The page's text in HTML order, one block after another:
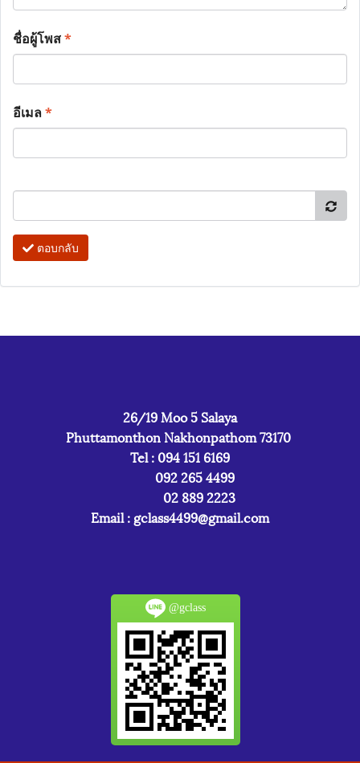
ชื่อผู้โพส*
อีเมล*
ตอบกลับ
26/19 Moo 5 Salaya
Phuttamonthon Nakhonpathom 73170
Tel : 094 151 6169
092 265 4499
02 889 2223
Email : gclass4499@gmail.com
@gclass